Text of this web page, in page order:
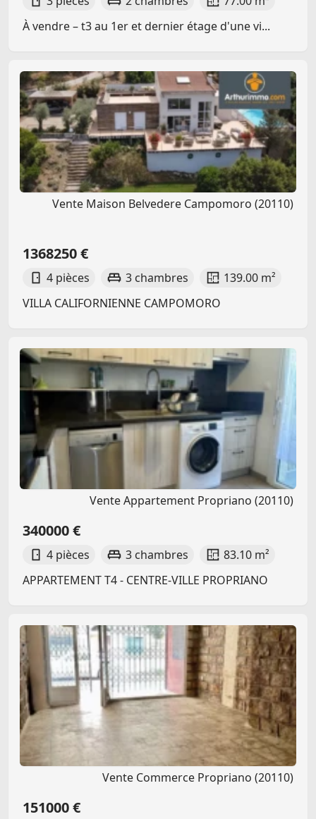
À vendre – t3 au 1er et dernier étage d'une vi...
Vente Maison Belvedere Campomoro (20110)
1368250 €
4 pièces 3 chambres
139.00 m²
VILLA CALIFORNIENNE CAMPOMORO
Vente Appartement Propriano (20110)
340000 €
4 pièces 3 chambres
83.10 m²
APPARTEMENT T4 - CENTRE-VILLE PROPRIANO
Vente Commerce Propriano (20110)
151000 €